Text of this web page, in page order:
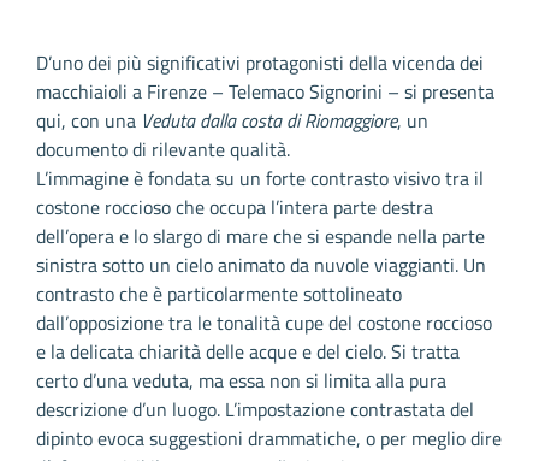
D’uno dei più significativi protagonisti della vicenda dei
macchiaioli a Firenze – Telemaco Signorini – si presenta
qui, con una Veduta dalla costa di Riomaggiore, un
documento di rilevante qualità.
L’immagine è fondata su un forte contrasto visivo tra il
costone roccioso che occupa l’intera parte destra
dell’opera e lo slargo di mare che si espande nella parte
sinistra sotto un cielo animato da nuvole viaggianti. Un
contrasto che è particolarmente sottolineato
dall’opposizione tra le tonalità cupe del costone roccioso
e la delicata chiarità delle acque e del cielo. Si tratta
certo d’una veduta, ma essa non si limita alla pura
descrizione d’un luogo. L’impostazione contrastata del
dipinto evoca suggestioni drammatiche, o per meglio dire